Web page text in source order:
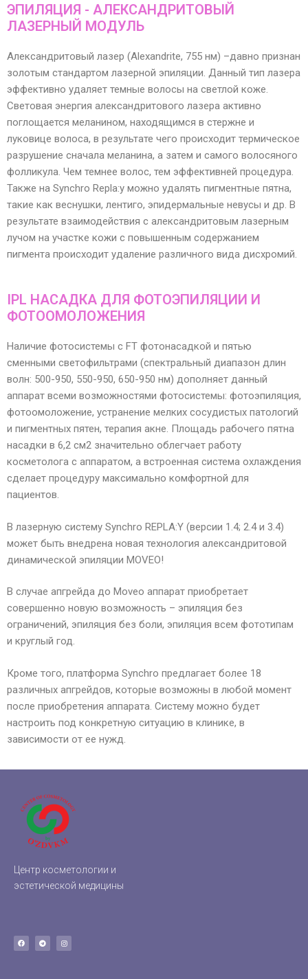
ЭПИЛЯЦИЯ - АЛЕКСАНДРИТОВЫЙ
ЛАЗЕРНЫЙ МОДУЛЬ
Александритовый лазер (Alexandrite, 755 нм) –давно признан
золотым стандартом лазерной эпиляции. Данный тип лазера
эффективно удаляет темные волосы на светлой коже.
Световая энергия александритового лазера активно
поглощается меланином, находящимся в стержне и
луковице волоса, в результате чего происходит термическое
разрушение сначала меланина, а затем и самого волосяного
фолликула. Чем темнее волос, тем эффективней процедура.
Также на Synchro Repla:y можно удалять пигментные пятна,
такие как веснушки, лентиго, эпидермальные невусы и др. В
результате взаимодействия с александритовым лазерным
лучом на участке кожи с повышенным содержанием
пигмента происходит удаление различного вида дисхромий.
IPL НАСАДКА ДЛЯ ФОТОЭПИЛЯЦИИ И
ФОТООМОЛОЖЕНИЯ
Наличие фотосистемы с FT фотонасадкой и пятью
сменными светофильтрами (спектральный диапазон длин
волн: 500-950, 550-950, 650-950 нм) дополняет данный
аппарат всеми возможностями фотосистемы: фотоэпиляция,
фотоомоложение, устранение мелких сосудистых патологий
и пигментных пятен, терапия акне. Площадь рабочего пятна
насадки в 6,2 см2 значительно облегчает работу
косметолога с аппаратом, а встроенная система охлаждения
сделает процедуру максимально комфортной для
пациентов.
В лазерную систему Synchro REPLA:Y (версии 1.4; 2.4 и 3.4)
может быть внедрена новая технология александритовой
динамической эпиляции MOVEO!
В случае апгрейда до Moveo аппарат приобретает
совершенно новую возможность – эпиляция без
ограничений, эпиляция без боли, эпиляция всем фототипам
и круглый год.
Кроме того, платформа Synchro предлагает более 18
различных апгрейдов, которые возможны в любой момент
после приобретения аппарата. Систему можно будет
настроить под конкретную ситуацию в клинике, в
зависимости от ее нужд.
Центр косметологии и
эстетической медицины